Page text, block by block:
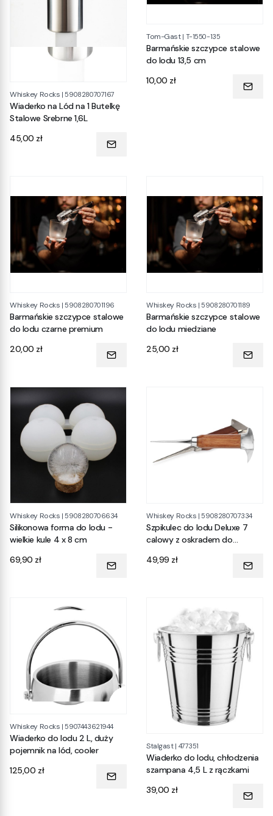
Whiskey Rocks |5908280707167
Wiaderko na Lód na 1 Butelkę
Stalowe Srebrne 1,6L
Cena
45,00 zł
Tom-Gast| T-1550-135
Barmańskie szczypce stalowe
do lodu 13,5 cm
Cena
10,00 zł
Whiskey Rocks |5908280701196
Barmańskie szczypce stalowe
do lodu czarne premium
Cena
20,00 zł
Whiskey Rocks |5908280701189
Barmańskie szczypce stalowe
do lodu miedziane
Cena
25,00 zł
Whiskey Rocks |5908280706634
Silikonowa forma do lodu -
wielkie kule 4 x 8 cm
Cena
69,90 zł
Whiskey Rocks |5908280707334
Szpikulec do lodu Deluxe 7
calowy z oskradem do
Cena
49,99 zł
Whiskey Rocks |5907443621944
Wiaderko do lodu 2 L, duży
pojemnik na lód, cooler
Cena
125,00 zł
Stalgast| 477351
Wiaderko do lodu, chłodzenia
szampana 4,5 L z rączkami
Cena
39,00 zł